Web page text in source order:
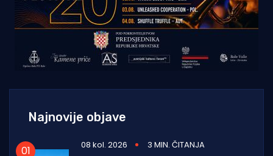
Najnovije objave
08 kol. 2026
3 MIN. ČITANJA